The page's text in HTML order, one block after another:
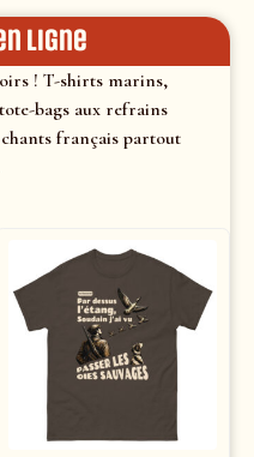
ligne
! T-shirts marins,
bags aux refrains
français partout